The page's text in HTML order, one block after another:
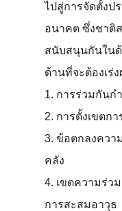
ไปสู่การจัดตั้งป
อนาคต ซึ่งชาติ
สนับสนุนกันใน
ด้านที่จะต้องเร่
1. การร่วมกันก
2. การตั้งเขตกา
3. ข้อตกลงควา
คลัง
4. เขตความร่ว
การสะสมอาวุธ